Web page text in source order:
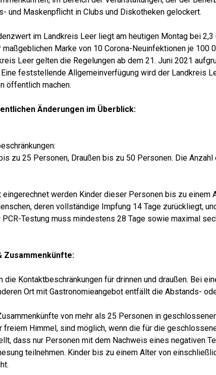
und Mas­ken­pflicht in Clubs und Dis­ko­the­ken gelockert.
im Land­kreis Leer liegt am heu­ti­gen Mon­tag bei
maß­geb­li­chen Mar­ke von 10 Coro­na-Neu­in­fek­tio­nen je 100
Leer gel­ten die Rege­lun­gen ab dem 21. Juni 2021
fest­stel­len­de All­ge­mein­ver­fü­gung wird der Land­kreis
öffent­lich machen.
Ände­run­gen im Überblick:
zu 25 Per­so­nen, Drau­ßen bis zu 50 Per­so­nen. Die
ein­ge­rech­net wer­den Kin­der die­ser Per­so­nen bis zu einem
deren voll­stän­di­ge Imp­fung 14 Tage zurück­liegt,
Tes­tung muss min­des­tens 28 Tage sowie maxi­mal
Zusammenkünfte:
die Kon­takt­be­schrän­kun­gen für drin­nen und drau­ßen. Bei
Ort mit Gas­tro­no­mie­an­ge­bot ent­fällt die Abstands-
von mehr als 25 Per­so­nen in
frei­em Him­mel, sind mög­lich, wenn die für die
dass nur Per­so­nen mit dem Nach­weis eines nega­ti­ven
teil­neh­men. Kin­der bis zu einem Alter von